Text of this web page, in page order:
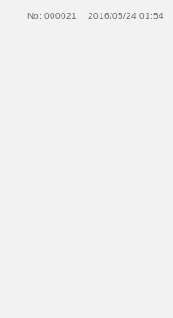
No: 000021 2016/05/24 01:54